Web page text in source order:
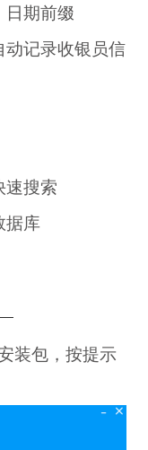
期前缀
记录收银员信
搜索
库
装包，按提示